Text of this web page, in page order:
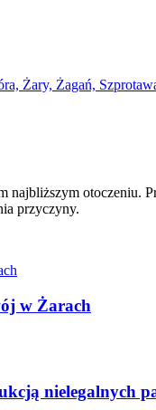
najbliższym otoczeniu.
przyczyny.
w Żarach
nielegalnych